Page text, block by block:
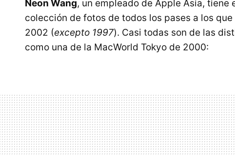
Neon Wang, un empleado de Apple Asia, tiene
colección de fotos de todos los pases a los
2002 (excepto 1997). Casi todas son de las
como una de la MacWorld Tokyo de 2000: